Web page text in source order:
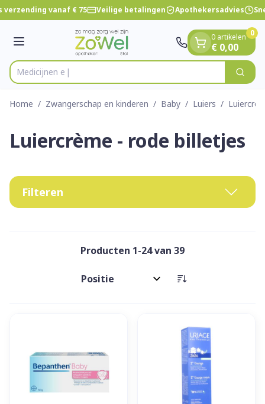
Ga naar de inhoud
1 van 1vanaf € 75 Veilige betalingen Apothekersadvies
Menu
Product, merk, categorie... Zoek
0 artikelen
€ 0,00
0
Home / Zwangerschap en kinderen / Baby / Luiers /
Luiercrème - rode billetjes
Filteren
Producten 1-24van 39
Sorteer op: